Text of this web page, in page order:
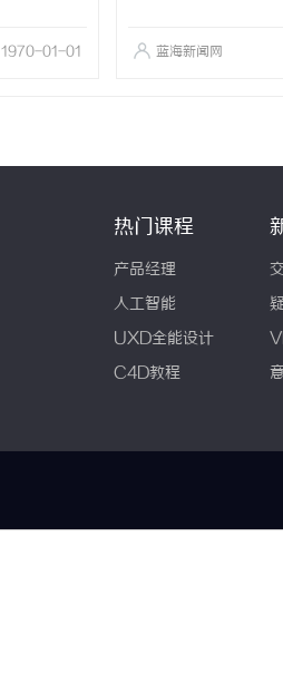
1970-01-01 蓝海新闻网
热门课程
产品经理
人工智能
UXD全能设计
C4D教程